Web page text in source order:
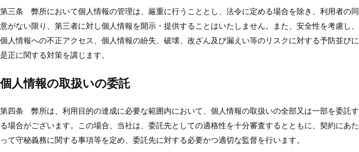
第三条 弊所において個人情報の管理は、厳重に行うこととし、法令に定める場合を除き、利用者の同
意がない限り、第三者に対し個人情報を開示・提供することはいたしません。また、安全性を考慮し、
個人情報への不正アクセス、個人情報の紛失、破壊、改ざん及び漏えい等のリスクに対する予防並びに
是正に関する対策を講じます。
個人情報の取扱いの委託
第四条 弊所は、利用目的の達成に必要な範囲内において、個人情報の取扱いの全部又は一部を委託す
る場合がございます。この場合、当社は、委託先としての適格性を十分審査するとともに、契約にあた
って守秘義務に関する事項等を定め、委託先に対する必要かつ適切な監督を行います。